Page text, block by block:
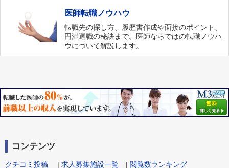
医師転職ノウハウ
転職先の探し方、履歴書作成や面接のポイント、
円満退職の秘訣まで。医師ならではの転職ノウハ
ウについて解説します。
コンテンツ
クチコミ投稿 | 求人募集施設一覧 | 閲覧数ランキング